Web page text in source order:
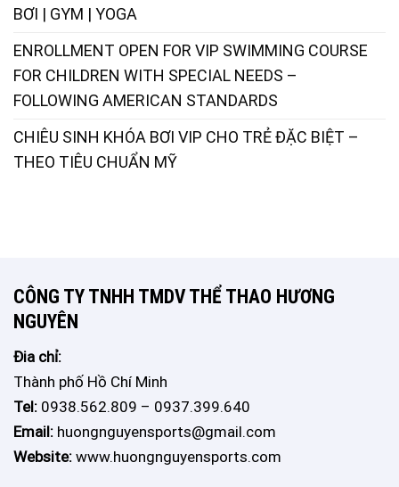
BƠI | GYM | YOGA
ENROLLMENT OPEN FOR VIP SWIMMING COURSE
FOR CHILDREN WITH SPECIAL NEEDS –
FOLLOWING AMERICAN STANDARDS
CHIÊU SINH KHÓA BƠI VIP CHO TRẺ ĐẶC BIỆT –
THEO TIÊU CHUẨN MỸ
CÔNG TY TNHH TMDV THỂ THAO HƯƠNG
NGUYÊN
Đia chỉ:
Thành phố Hồ Chí Minh
Tel: 0938.562.809 – 0937.399.640
Email: huongnguyensports@gmail.com
Website: www.huongnguyensports.com